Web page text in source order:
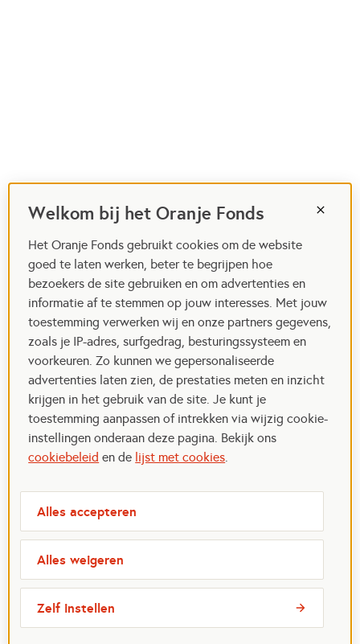
Welkom bij het Oranje Fonds
Het Oranje Fonds gebruikt cookies om de website
goed te laten werken, beter te begrijpen hoe
bezoekers de site gebruiken en om advertenties en
informatie af te stemmen op jouw interesses. Met jouw
toestemming verwerken wij en onze partners gegevens,
zoals je IP-adres, surfgedrag, besturingssysteem en
voorkeuren. Zo kunnen we gepersonaliseerde
advertenties laten zien, de prestaties meten en inzicht
krijgen in het gebruik van de site. Je kunt je
toestemming aanpassen of intrekken via wijzig cookie-
instellingen onderaan deze pagina. Bekijk ons
cookiebeleid en de lijst met cookies.
Alles accepteren
Alles weigeren
Zelf instellen